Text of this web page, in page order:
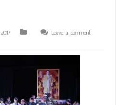
Leave a comment